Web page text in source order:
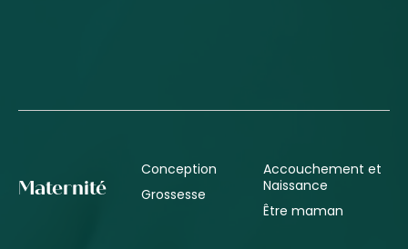
Maternité
Conception
Grossesse
Accouchement et
Naissance
Être maman